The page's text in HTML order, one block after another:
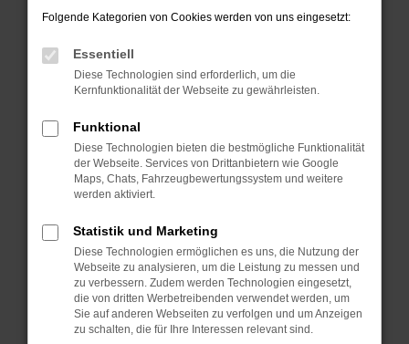
Überprüfe deine Firewall und deine
Laden andere Webseiten, zum Beispiel deine
Suchmaschine?
Prüfe deine Browsererweiterungen.
Manche Erweiterungen, wie Werbeblocker,
können das Laden bestimmter Seiten
verhindern. Funktioniert die Seite in einem
anderen Browser oder in einem privaten
Fenster?
Starte dein Gerät neu.
Das kann manchmal helfen, vorübergehende
Probleme zu beheben.
Stelle sicher, dass dein Browser und dein
Betriebssystem auf dem neuesten Stand
sind.
Folgende Kategorien von Cookies werden von uns eingesetzt:
Essentiell
Diese Technologien sind erforderlich, um die
Kernfunktionalität der Webseite zu gewährleisten.
Funktional
Diese Technologien bieten die bestmögliche Funktionalität
der Webseite. Services von Drittanbietern wie Google
Maps, Chats, Fahrzeugbewertungssystem und weitere
werden aktiviert.
Statistik und Marketing
Diese Technologien ermöglichen es uns, die Nutzung der
Webseite zu analysieren, um die Leistung zu messen und
zu verbessern. Zudem werden Technologien eingesetzt,
die von dritten Werbetreibenden verwendet werden, um
Sie auf anderen Webseiten zu verfolgen und um Anzeigen
zu schalten, die für Ihre Interessen relevant sind.